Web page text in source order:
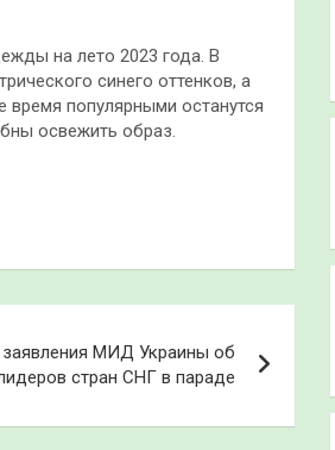
на лето 2023 года. В
синего оттенков, а
популярными останутся
освежить образ.
заявления МИД Украины об
стран СНГ в параде